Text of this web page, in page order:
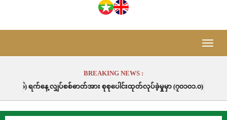
Toggle
BREAKING NEWS :
ျှပ်စစ်ဓာတ်အား စုစုပေါင်းထုတ်လုပ်ခဲ့မှုမှာ (၇၀၁၀၁.၀) မဂ္ဂါဝပ်နာရီဖြစ်ပါသ